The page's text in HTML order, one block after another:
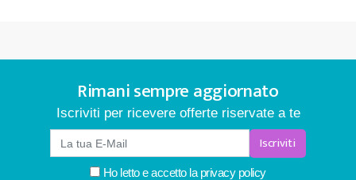
Rimani sempre aggiornato
Iscriviti per ricevere offerte riservate a te
Iscriviti
Ho letto e accetto la privacy policy